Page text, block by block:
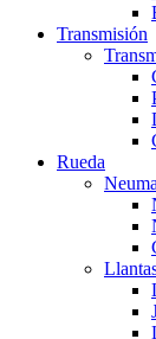
Transmisión
Rueda